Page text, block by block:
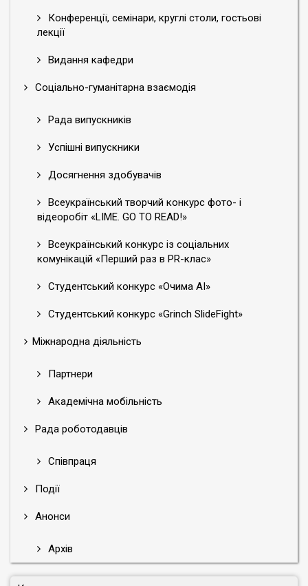
Конференції, семінари, круглі столи, гостьові
лекції
Видання кафедри
Соціально-гуманітарна взаємодія
Рада випускників
Успішні випускники
Досягнення здобувачів
Всеукраїнський творчий конкурс фото- і
відеоробіт «LIME. GO TO READ!»
Всеукраїнський конкурс із соціальних
комунікацій «Перший раз в PR-клас»
Студентський конкурс «Очима АІ»
Студентський конкурс «Grinch SlideFight»
Міжнародна діяльність
Партнери
Академічна мобільність
Рада роботодавців
Співпраця
Події
Анонси
Архів